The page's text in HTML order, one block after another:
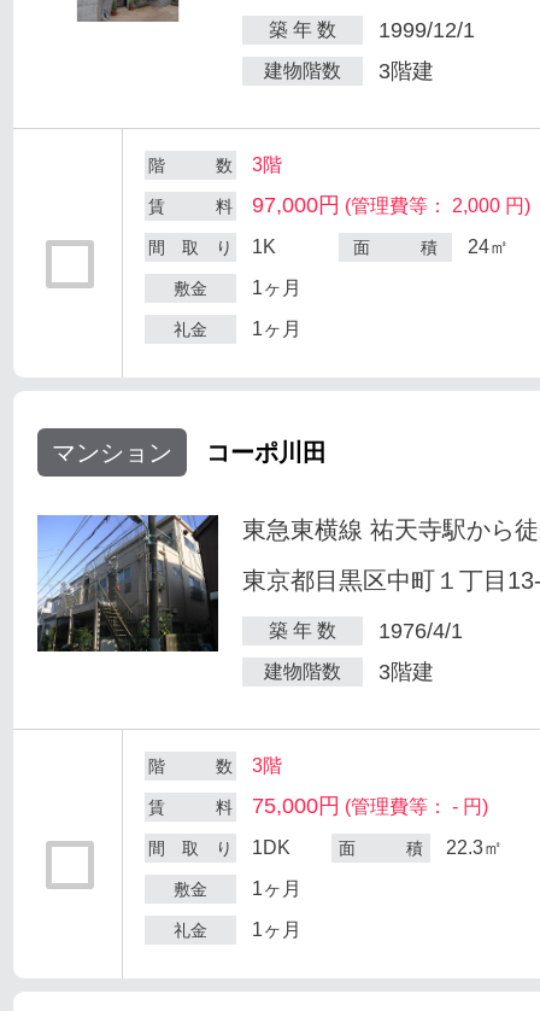
築 年 数 1999/12/1
建物階数 3階建
階 数 3階
賃 料 97,000円 (管理費等： 2,000 円)
間 取 り 1K 面 積 24㎡
敷金 1ヶ月
礼金 1ヶ月
マンション コーポ川田
東急東横線 祐天寺駅から
東京都目黒区中町１丁目
築 年 数 1976/4/1
建物階数 3階建
階 数 3階
賃 料 75,000円 (管理費等： - 円)
間 取 り 1DK 面 積 22.3㎡
敷金 1ヶ月
礼金 1ヶ月